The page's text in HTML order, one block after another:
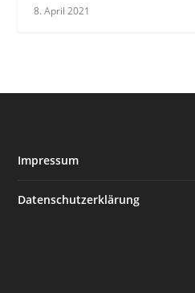
8. April 2021
Impressum
Datenschutzerklärung